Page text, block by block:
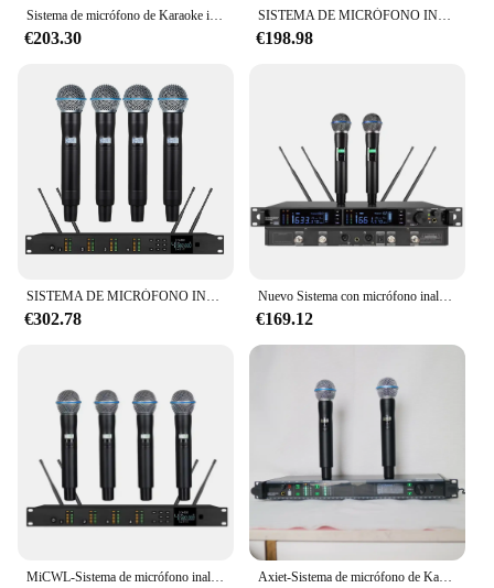
Sistema de micrófono de Karaoke inalámbrico Digital, AD4D clásico, 2 canales, Sure Axint Beta58, escenario, actuación de música en vivo, supercardioide
€203.30
SISTEMA DE MICRÓFONO INALÁMBRICO Digital AD4Q 4 Beta58 KSM9, de alta calidad, para DJ, Karaoke, escenario, actuación, cardioide de mano de Metal, 500MHz
€198.98
SISTEMA DE MICRÓFONO INALÁMBRICO Digital Super cardioide, 4 canales, Beta58, 540-590MHz, AD4Q, B58, Dynmaic, Handheld Stage Sing Speech
€302.78
Nuevo Sistema con micrófono inalámbrico de mano Dual cardioide Beta58 ULXD 2 canales rendimiento de escenario de alta calidad cantar Karaoke
€169.12
Axiet-Sistema de micrófono de Karaoke inalámbrico AD4D Dual Beta58, B58, portátil, cardioide, escenario, música en vivo, rendimiento, nuevo